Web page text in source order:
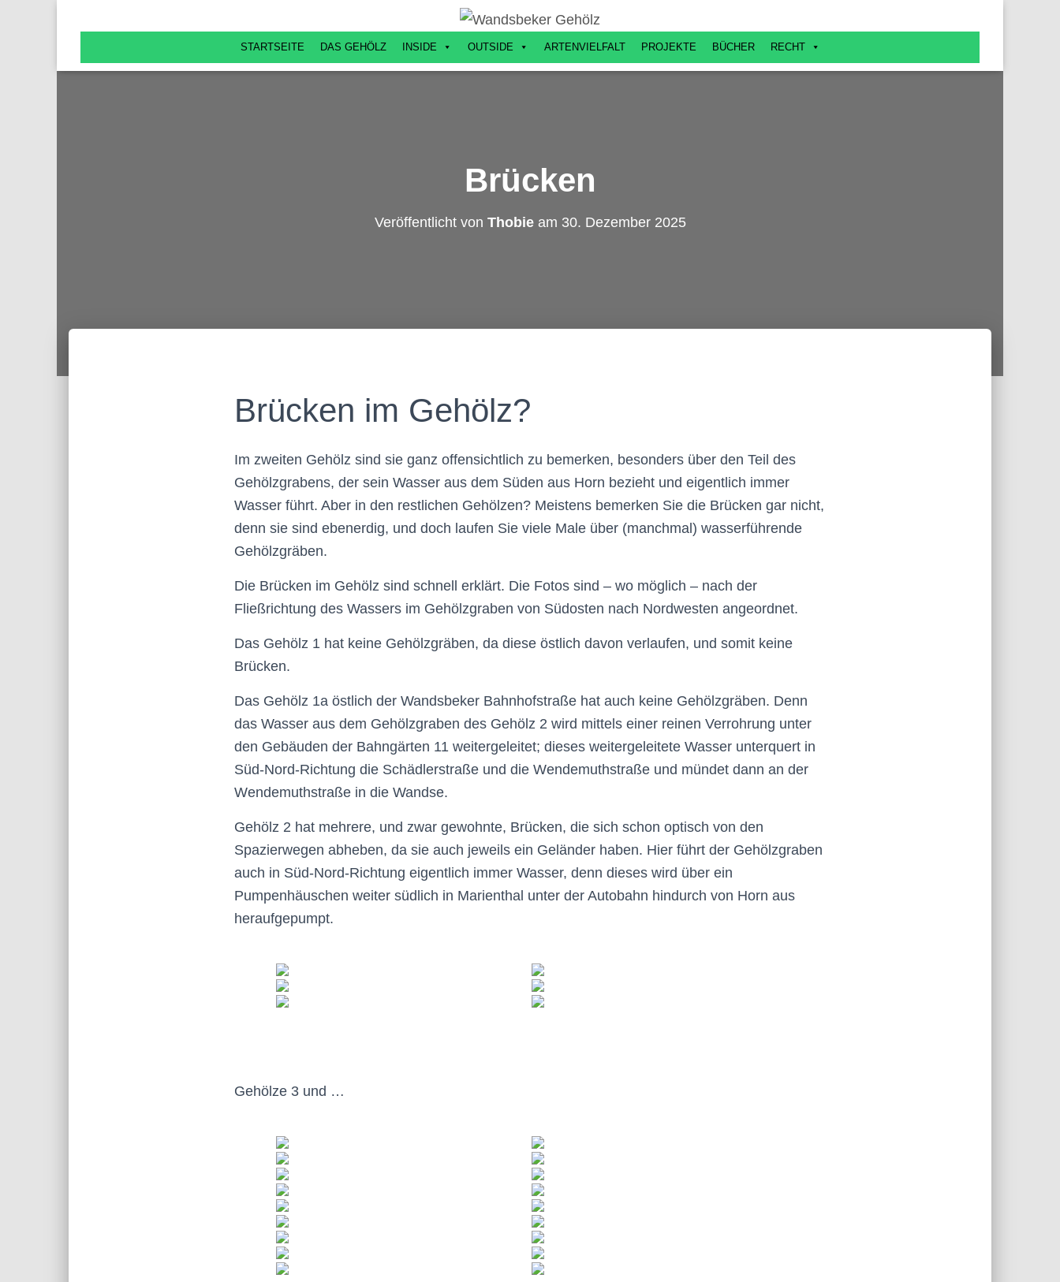
STARTSEITE DAS GEHÖLZ INSIDE OUTSIDE ARTENVIELFALT PROJEKTE BÜCHER RECHT
Brücken
Veröffentlicht von Thobieam 30. Dezember 2025
Brücken im Gehölz?
Im zweiten Gehölz sind sie ganz offensichtlich zu bemerken, besonders über den Teil des
Gehölzgrabens, der sein Wasser aus dem Süden aus Horn bezieht und eigentlich immer
Wasser führt. Aber in den restlichen Gehölzen? Meistens bemerken Sie die Brücken gar nicht,
denn sie sind ebenerdig, und doch laufen Sie viele Male über (manchmal) wasserführende
Gehölzgräben.
Die Brücken im Gehölz sind schnell erklärt. Die Fotos sind – wo möglich – nach der
Fließrichtung des Wassers im Gehölzgraben von Südosten nach Nordwesten angeordnet.
Das Gehölz 1 hat keine Gehölzgräben, da diese östlich davon verlaufen, und somit keine
Brücken.
Das Gehölz 1a östlich der Wandsbeker Bahnhofstraße hat auch keine Gehölzgräben. Denn
das Wasser aus dem Gehölzgraben des Gehölz 2 wird mittels einer reinen Verrohrung unter
den Gebäuden der Bahngärten 11 weitergeleitet; dieses weitergeleitete Wasser unterquert in
Süd-Nord-Richtung die Schädlerstraße und die Wendemuthstraße und mündet dann an der
Wendemuthstraße in die Wandse.
Gehölz 2 hat mehrere, und zwar gewohnte, Brücken, die sich schon optisch von den
Spazierwegen abheben, da sie auch jeweils ein Geländer haben. Hier führt der Gehölzgraben
auch in Süd-Nord-Richtung eigentlich immer Wasser, denn dieses wird über ein
Pumpenhäuschen weiter südlich in Marienthal unter der Autobahn hindurch von Horn aus
heraufgepumpt.
Gehölze 3 und …